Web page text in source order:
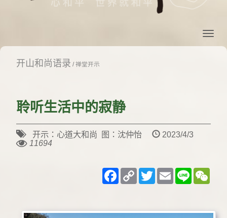
开山和尚语录 /禅堂开示
聆听生活中的寂静
开示：心道大和尚 图：沈仲怡
2023/4/3
11694
Facebook
Copy
Link
TwitterEmailLine